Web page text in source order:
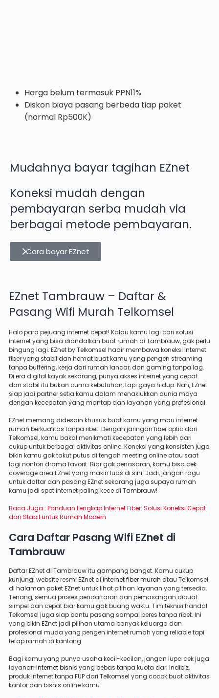
Harga belum termasuk PPN11%
Diskon biaya pasang berbeda tiap paket
(normal Rp500K)
Mudahnya bayar tagihan EZnet
Koneksi mudah dengan
pembayaran serba mudah via
berbagai metode pembayaran.
Cara bayar EZnet
EZnet Tambrauw – Daftar &
Pasang Wifi Murah Telkomsel
Halo para pejuang internet cepat! Kalau kamu lagi cari solusi
internet yang bisa diandalkan buat rumah di Tambrauw, gak perlu
bingung lagi. EZnet by Telkomsel hadir membawa koneksi internet
fiber yang stabil dan hemat buat kamu yang pengen streaming
tanpa buffering, kerja dari rumah lancar, dan gaming tanpa lag.
Di era digital kayak sekarang, punya akses internet yang cepat
dan stabil itu bukan cuma kebutuhan, tapi gaya hidup. Nah, EZnet
siap jadi partner setia kamu dalam menaklukkan dunia maya
dengan kecepatan yang mantap dan layanan yang profesional.
EZnet memang didesain khusus buat kamu yang mau internet
rumah berkualitas tanpa ribet. Dengan jaringan fiber optic dari
Telkomsel, kamu bakal menikmati kecepatan yang lebih dari
cukup untuk berbagai aktivitas online. Koneksi yang konsisten juga
bikin kamu gak takut putus di tengah meeting online atau saat
lagi nonton drama favorit. Biar gak penasaran, kamu bisa cek
coverage area EZnet yang makin luas di sini. Jadi, jangan ragu
untuk daftar dan pasang EZnet sekarang juga supaya rumah
kamu jadi spot internet paling kece di Tambrauw!
Baca Juga : Panduan Lengkap Internet Fiber: Solusi Koneksi Cepat
dan Stabil untuk Rumah Modern
Cara Daftar Pasang Wifi EZnet di
Tambrauw
Daftar EZnet di Tambrauw itu gampang banget. Kamu cukup
kunjungi website resmi EZnet di internet fiber murah atau Telkomsel
di halaman paket EZnetuntuk lihat pilihan layanan yang tersedia.
Tenang, semua proses pendaftaran dan pemasangan dibuat
simpel dan cepat biar kamu gak buang waktu. Tim teknisi handal
Telkomsel juga siap bantu pasang sampai beres tanpa ribet. Ini
yang bikin EZnet jadi pilihan utama banyak keluarga dan
profesional muda yang pengen internet rumah yang reliable tapi
tetap ramah di kantong.
Bagi kamu yang punya usaha kecil-kecilan, jangan lupa cek juga
layanan internet bisnis yang bebas tanpa kuota dari Indibiz,
produk internet tanpa FUP dari Telkomsel yang cocok buat aktivitas
kantor dan bisnis online kamu.